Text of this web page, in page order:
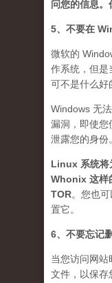
问您的信息。
5、不要在
微软的
作系统，但是
可不是什么好
Windows 无
漏洞，即使您
泄露您的身份。
Linux 系统将
Whonix 这样
TOR。您也
置它。
6、不要忘记
当您访问网
文件，以保存